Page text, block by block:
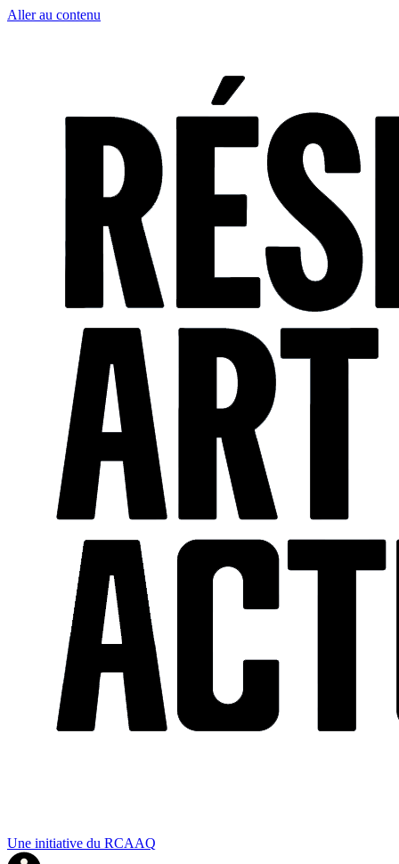
Aller au contenu
Une initiative du RCAAQ